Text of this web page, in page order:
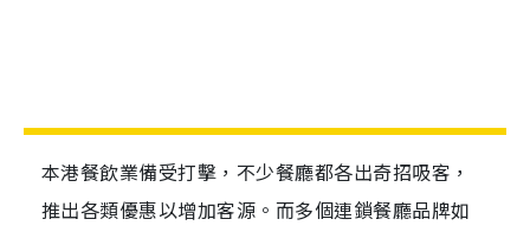
本港餐飲業備受打擊，不少餐廳都各出奇招吸客，
推出各類優惠以增加客源。而多個連鎖餐廳品牌如